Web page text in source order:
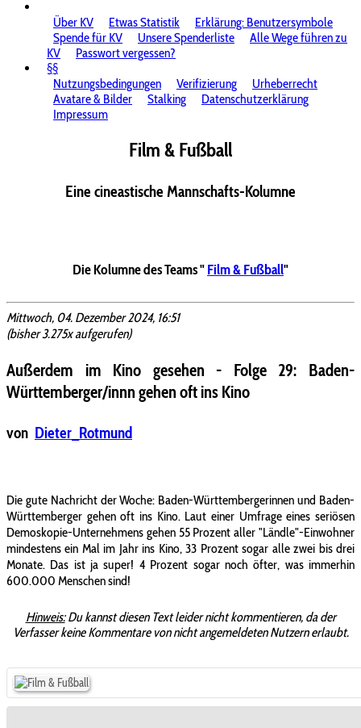
Über KV
Etwas Statistik
Erklärung: Benutzersymbole
Spende für KV
Unsere Spenderliste
Alle Wege führen zu
KV
Passwort vergessen?
§§
Nutzungsbedingungen
Verifizierung
Urheberrecht
Avatare & Bilder
Stalking
Datenschutzerklärung
Impressum
Film & Fußball
Eine cineastische Mannschafts-Kolumne
Die Kolumne des Teams "Film & Fußball"
Mittwoch, 04. Dezember 2024, 16:51
(bisher 3.275x aufgerufen)
Außerdem im Kino gesehen - Folge 29: Baden-
Württemberger/innn gehen oft ins Kino
von Dieter_Rotmund
Die gute Nachricht der Woche: Baden-Württembergerinnen und Baden-
Württemberger gehen oft ins Kino. Laut einer Umfrage eines seriösen
Demoskopie-Unternehmens gehen 55 Prozent aller "Ländle"-Einwohner
mindestens ein Mal im Jahr ins Kino, 33 Prozent sogar alle zwei bis drei
Monate. Das ist ja super! 4 Prozent sogar noch öfter, was immerhin
600.000 Menschen sind!
Hinweis:Du kannst diesen Text leider nicht kommentieren, da der
Verfasser keine Kommentare von nicht angemeldeten Nutzern erlaubt.